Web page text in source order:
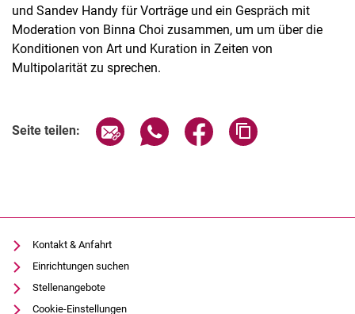
und Sandev Handy für Vorträge und ein Gespräch mit
Moderation von Binna Choi zusammen, um um über die
Konditionen von Art und Kuration in Zeiten von
Multipolarität zu sprechen.
Seite teilen: Seite über E-Mail teilen
Seite über WhatsApp teilen
Seite über Facebook
Kontakt & Anfahrt
Einrichtungen suchen
Stellenangebote
Cookie-Einstellungen